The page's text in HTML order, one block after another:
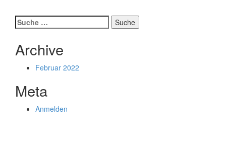
Viola
Gems
Suche
nach:
Archive
Februar 2022
Meta
Anmelden